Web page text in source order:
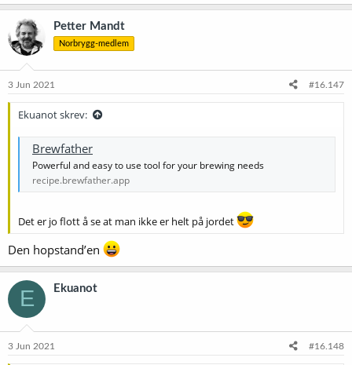
Petter Mandt
Norbrygg-medlem
3 Jun 2021 #16.147
Ekuanot skrev:
Brewfather
Powerful and easy to use tool for your brewing needs
recipe.brewfather.app
Det er jo flott å se at man ikke er helt på jordet
Den hopstand’en
E Ekuanot
3 Jun 2021 #16.148